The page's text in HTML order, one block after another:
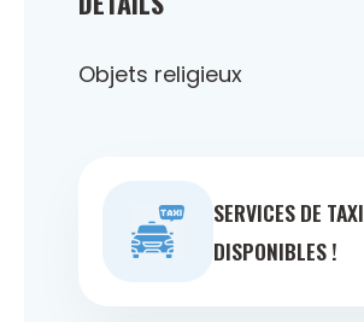
Objets religieux
SERVICES DE TAXI
DISPONIBLES !